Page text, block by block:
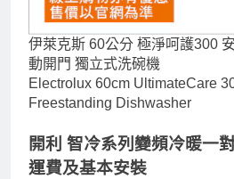
伊萊克斯 60公分 極淨呵護300
動開門 獨立式洗碗機
Electrolux 60cm UltimateCare
Freestanding Dishwasher
開利 智冷系列變頻冷暖一
運費及基本安裝